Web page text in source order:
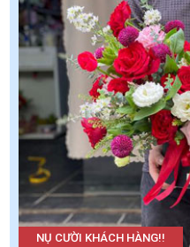
NỤ CƯỜI KHÁCH HÀNG!!